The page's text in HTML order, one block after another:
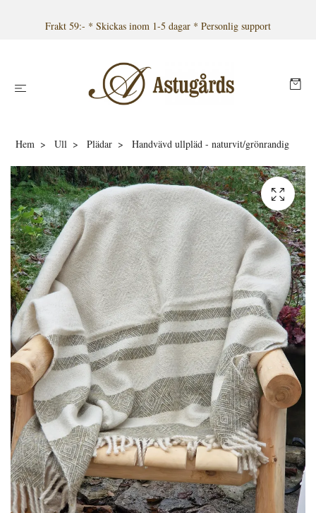
Frakt 59:- * Skickas inom 1-5 dagar * Personlig support
Hem Ull Plädar Handvävd ullpläd - naturvit/grönrandig